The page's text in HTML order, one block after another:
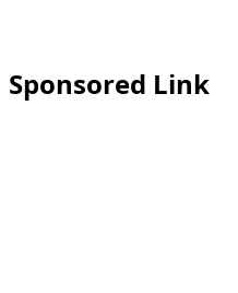
Sponsored Link